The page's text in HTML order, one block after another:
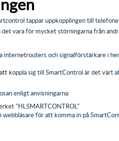
tappar uppkopplingen till
vara för mycket störningarna från
internetrouters och signalförstärkare i
koppla sig till SmartControl är det värt
enligt anvisningarna:
"HLSMARTCONTROL"
webbläsare för att komma in på